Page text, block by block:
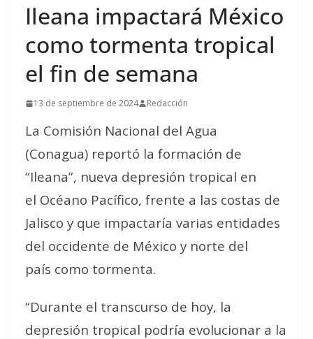
Ileana impactará México
como tormenta tropical
el fin de semana
13 de septiembre de 2024 Redacción
La Comisión Nacional del Agua
(Conagua) reportó la formación de
“Ileana”, nueva depresión tropical en
el Océano Pacífico, frente a las costas de
Jalisco y que impactaría varias entidades
del occidente de México y norte del
país como tormenta.
“Durante el transcurso de hoy, la
depresión tropical podría evolucionar a la